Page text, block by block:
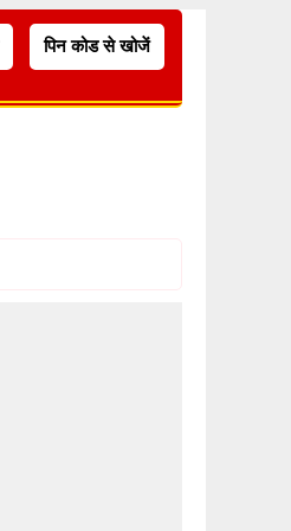
पिन कोड से खोजें